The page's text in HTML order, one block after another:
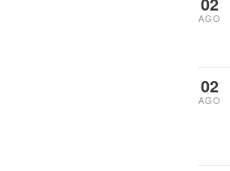
AGO
02
AGO